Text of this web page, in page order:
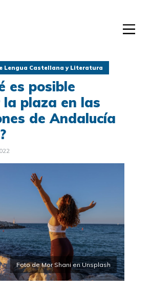
Lengua Castellana y Literatura
es posible
plaza en las
de Andalucía
Foto de Mor Shani en Unsplash